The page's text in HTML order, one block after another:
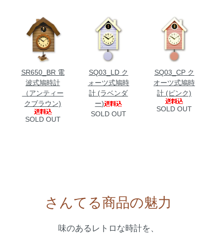
SR650_BR 電
波式鳩時計
（アンティー
クブラウン)
SOLD OUT
SQ03_LD ク
ォーツ式鳩時
計 (ラベンダ
ー)
SOLD OUT
SQ03_CP ク
オーツ式鳩時
計 (ピンク)
SOLD OUT
さんてる商品の魅力
味のあるレトロな時計を、